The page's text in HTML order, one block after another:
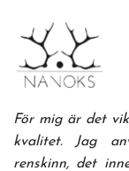
För mig är det
kvalitet. Jag
renskinn, det